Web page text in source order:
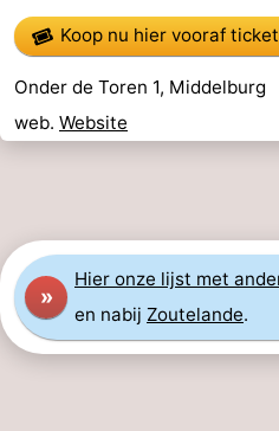
Koop nu hier vooraf
Onder de Toren 1, Middelburg
web. Website
»
Hier onze lijst met
en nabij Zoutelande.